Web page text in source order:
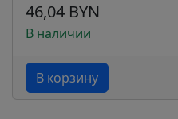
46,04 BYN
В наличии
В корзину